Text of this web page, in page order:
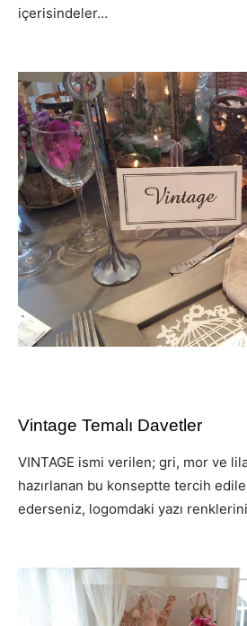
içerisindeler…
Vintage Temalı Davetler
VINTAGE ismi verilen; gri, mor ve
hazırlanan bu konseptte tercih
ederseniz, logomdaki yazı renklerini